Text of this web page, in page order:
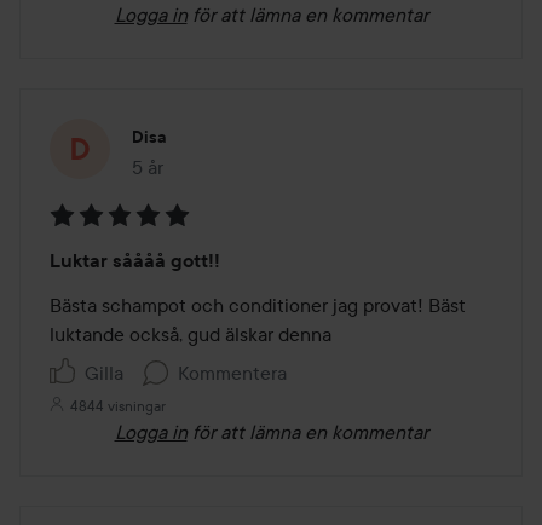
Logga in för att lämna en kommentar
Disa
5 år
Inlägget skapades 5 år
5
av
5
Luktar såååå gott!!
Bästa schampot och conditioner jag provat! Bäst
luktande också, gud älskar denna
Gilla
Kommentera
4844 visningar
Logga in för att lämna en kommentar